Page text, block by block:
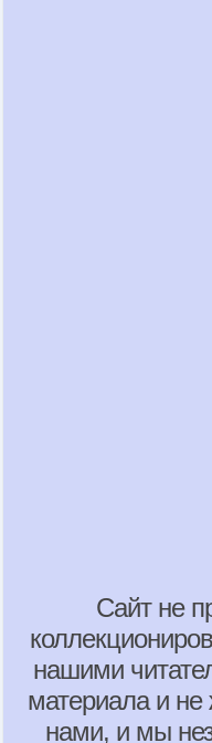
Сайт не
нашими
материала и не
нами, и мы